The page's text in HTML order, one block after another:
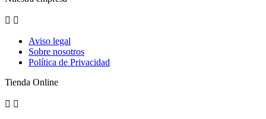
 
Aviso legal
Sobre nosotros
Política de Privacidad
Tienda Online
 